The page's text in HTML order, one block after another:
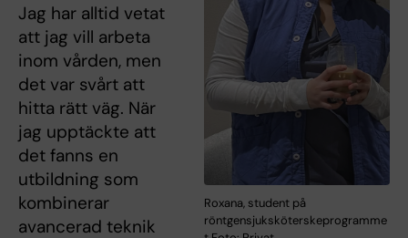
Roxana, student på
röntgensjuksköterskeprogramme
Jag har alltid vetat
att jag vill arbeta
inom vården, men
det var svårt att
hitta rätt väg. När
jag upptäckte att
det fanns en
utbildning som
kombinerar
avancerad teknik